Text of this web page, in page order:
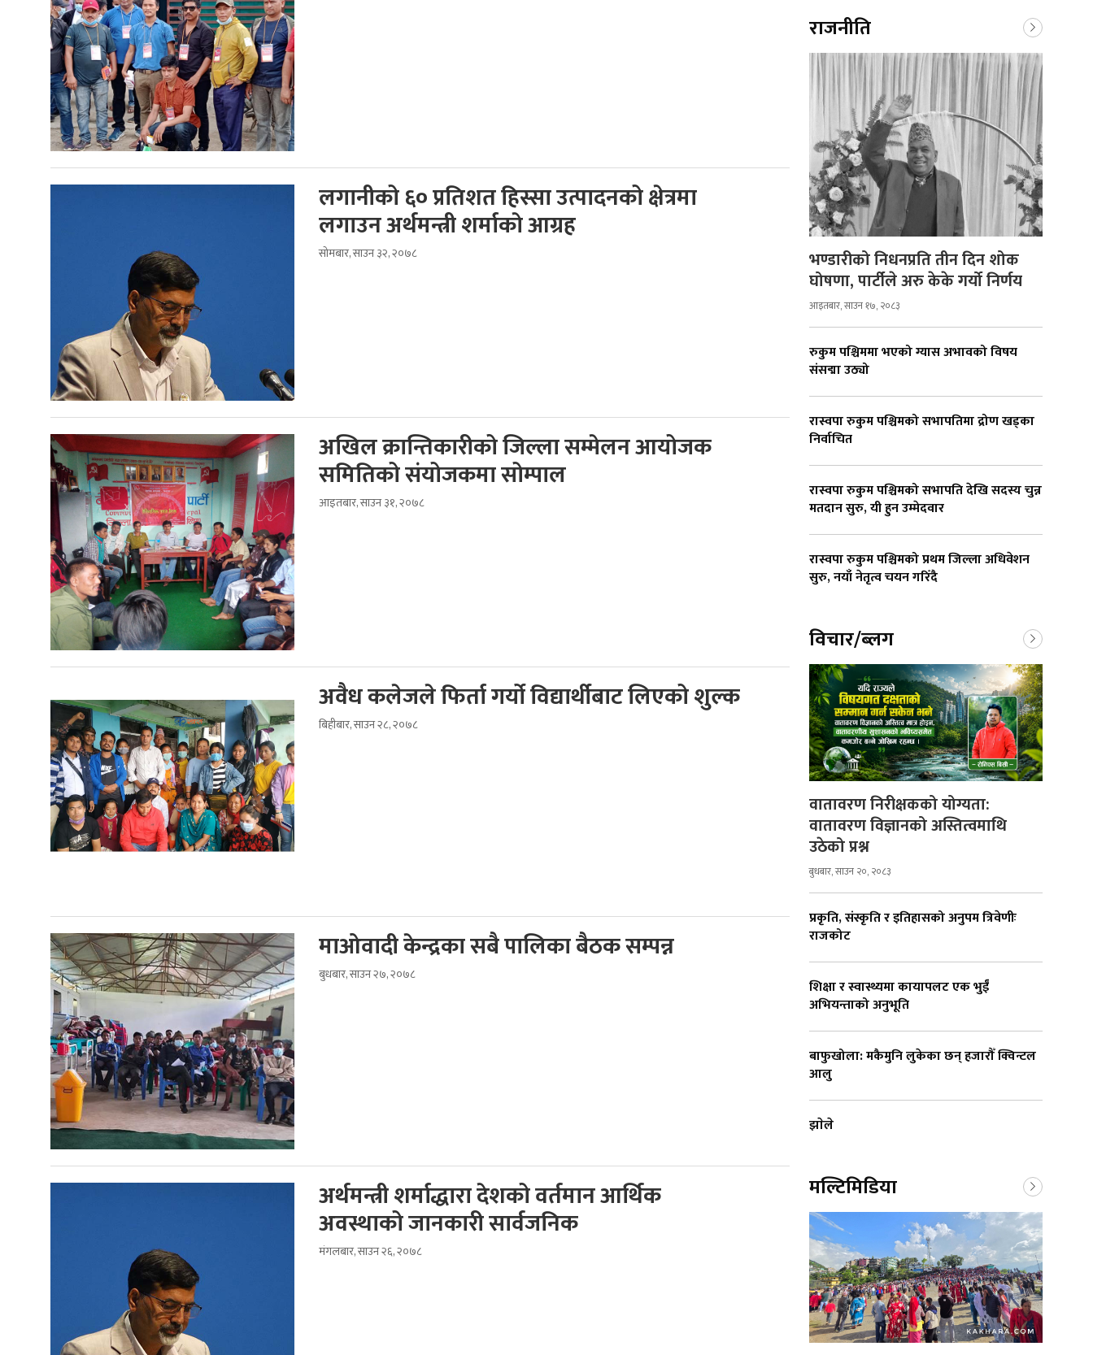
लगानीको ६० प्रतिशत हिस्सा उत्पादनको क्षेत्रमा
लगाउन अर्थमन्त्री शर्माकाे आग्रह
सोमबार, साउन ३२, २०७८
अखिल क्रान्तिकारीको जिल्ला सम्मेलन आयोजक
समितिको संयोजकमा सोम्पाल
आइतबार, साउन ३१, २०७८
अवैध कलेजले फिर्ता गर्यो विद्यार्थीबाट लिएको शुल्क
बिहीबार, साउन २८, २०७८
माओवादी केन्द्रका सबै पालिका बैठक सम्पन्न
बुधबार, साउन २७, २०७८
अर्थमन्त्री शर्माद्धारा देशको वर्तमान आर्थिक
अवस्थाको जानकारी सार्वजनिक
मंगलबार, साउन २६, २०७८
राजनीति
भण्डारीको निधनप्रति तीन दिन शोक
घोषणा, पार्टीले अरु केके गर्यो निर्णय
आइतबार, साउन १७, २०८३
रुकुम पश्चिममा भएको ग्यास अभावको विषय
संसद्मा उठ्यो
रास्वपा रुकुम पश्चिमको सभापतिमा द्रोण खड्का
निर्वाचित
रास्वपा रुकुम पश्चिमको सभापति देखि सदस्य चुन्न
मतदान सुरु, यी हुन उम्मेदवार
रास्वपा रुकुम पश्चिमको प्रथम जिल्ला अधिवेशन
सुरु, नयाँ नेतृत्व चयन गरिँदै
विचार/ब्लग
वातावरण निरीक्षकको योग्यता:
वातावरण विज्ञानको अस्तित्वमाथि
उठेको प्रश्न
बुधबार, साउन २०, २०८३
प्रकृति, संस्कृति र इतिहासको अनुपम त्रिवेणीः
राजकोट
शिक्षा र स्वास्थ्यमा कायापलट एक भुईँ
अभियन्ताको अनुभूति
बाफुखोला: मकैमुनि लुकेका छन् हजारौँ क्विन्टल
आलु
झाेले
मल्टिमिडिया